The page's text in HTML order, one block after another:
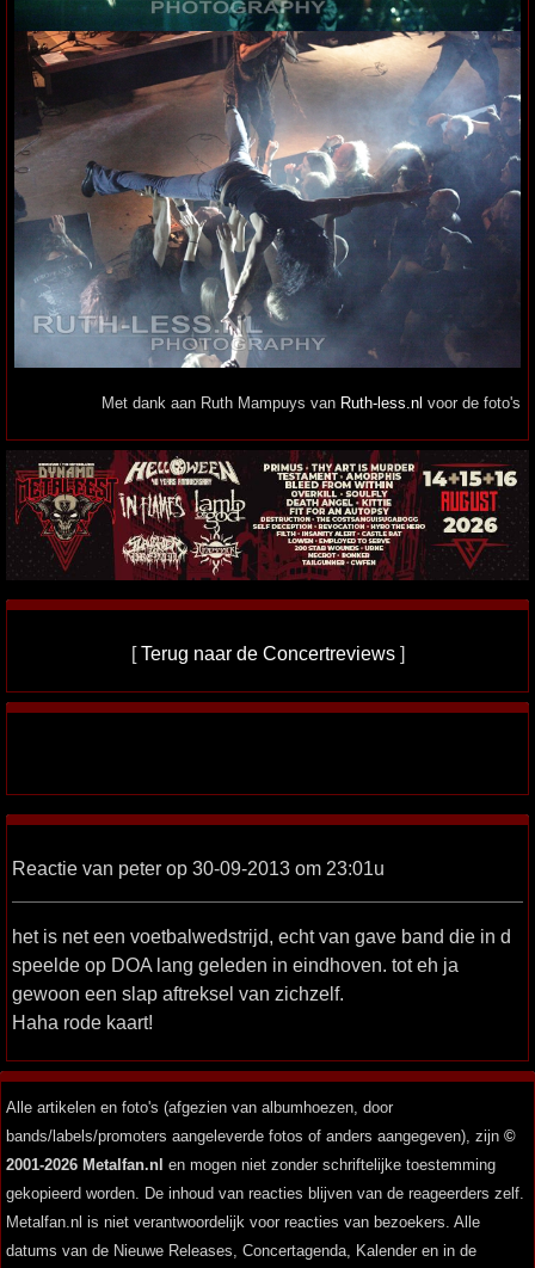
Met dank aan Ruth Mampuys van Ruth-less.nl voor de foto's
[Terug naar de Concertreviews]
Reactie van peter op 30-09-2013 om 23:01u
het is net een voetbalwedstrijd, echt van gave band die in d
speelde op DOA lang geleden in eindhoven. tot eh ja
gewoon een slap aftreksel van zichzelf.
Haha rode kaart!
Alle artikelen en foto's (afgezien van albumhoezen, door
bands/labels/promoters aangeleverde fotos of anders aangegeven), zijn ©
2001-2026 Metalfan.nl en mogen niet zonder schriftelijke toestemming
gekopieerd worden. De inhoud van reacties blijven van de reageerders zelf.
Metalfan.nl is niet verantwoordelijk voor reacties van bezoekers. Alle
datums van de Nieuwe Releases, Concertagenda, Kalender en in de